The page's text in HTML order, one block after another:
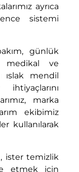
ayrıca
sistemi
günlük
medikal ve
ıslak mendil
marka
ekibimiz
kullanılarak
ister temizlik
etmek için